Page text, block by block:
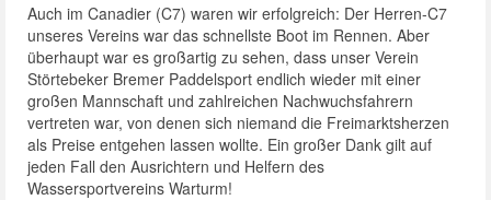
Auch im Canadier (C7) waren wir erfolgreich: Der Herren-C7
unseres Vereins war das schnellste Boot im Rennen. Aber
überhaupt war es großartig zu sehen, dass unser Verein
Störtebeker Bremer Paddelsport endlich wieder mit einer
großen Mannschaft und zahlreichen Nachwuchsfahrern
vertreten war, von denen sich niemand die Freimarktsherzen
als Preise entgehen lassen wollte. Ein großer Dank gilt auf
jeden Fall den Ausrichtern und Helfern des
Wassersportvereins Warturm!